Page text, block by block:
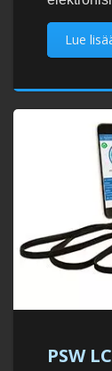
Lue
PSW